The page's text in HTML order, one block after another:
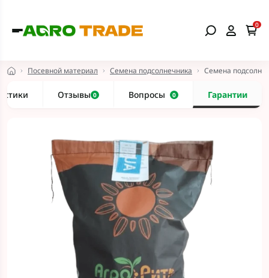
0
Посевной материал Семена подсолнечника Семена
Отзывы 0 Вопросы 0 Гарантии